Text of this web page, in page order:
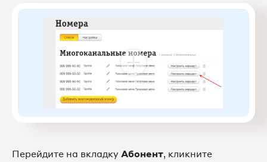
Перейдите на вкладку Абонент, кликните